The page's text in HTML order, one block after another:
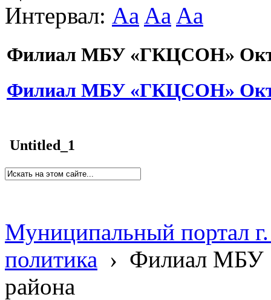
Интервал: Aa Aa Aa
Филиал МБУ «ГКЦСОН»
Филиал МБУ «ГКЦСОН»
Untitled_1
Муниципальный портал
политика › Филиал МБУ
района